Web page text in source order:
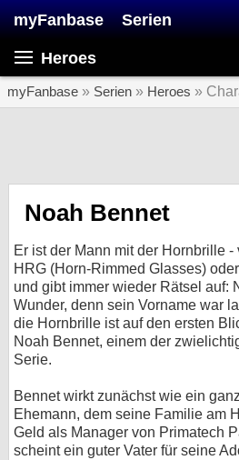
myFanbase Serien
Heroes
myFanbase » Serien » Heroes »
Noah Bennet
Er ist der Mann mit der Hornbrille -
HRG (Horn-Rimmed Glasses)
und gibt immer wieder Rätsel auf:
Wunder, denn sein Vorname war
die Hornbrille ist auf den ersten
Noah Bennet, einem der
Serie.
Bennet wirkt zunächst wie ein
Ehemann, dem seine Familie am
Geld als Manager von Primatech
scheint ein guter Vater für seine
SERIEN
KULTUR
SERVICE
Forum
bei X